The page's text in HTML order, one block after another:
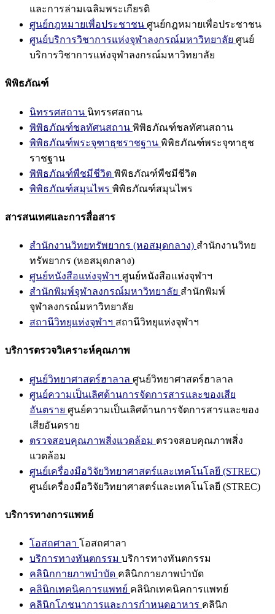
และการล่ามเฉลิมพระเกียรติ
ศูนย์กฎหมายเพื่อประชาชน ศูนย์กฎหมายเพื่อประชาชน
ศูนย์บริการวิชาการแห่งจุฬาลงกรณ์มหาวิทยาลัย ศูนย์
บริการวิชาการแห่งจุฬาลงกรณ์มหาวิทยาลัย
พิพิธภัณฑ์
นิทรรศสถาน นิทรรศสถาน
พิพิธภัณฑ์ชลทัศนสถาน พิพิธภัณฑ์ชลทัศนสถาน
พิพิธภัณฑ์พระจุฑาธุชราชฐาน พิพิธภัณฑ์พระจุฑาธุช
ราชฐาน
พิพิธภัณฑ์พืชมีชีวิต พิพิธภัณฑ์พืชมีชีวิต
พิพิธภัณฑ์สมุนไพร พิพิธภัณฑ์สมุนไพร
สารสนเทศและการสื่อสาร
สำนักงานวิทยทรัพยากร (หอสมุดกลาง) สำนักงานวิทย
ทรัพยากร (หอสมุดกลาง)
ศูนย์หนังสือแห่งจุฬาฯ ศูนย์หนังสือแห่งจุฬาฯ
สำนักพิมพ์จุฬาลงกรณ์มหาวิทยาลัย สำนักพิมพ์
จุฬาลงกรณ์มหาวิทยาลัย
สถานีวิทยุแห่งจุฬาฯ สถานีวิทยุแห่งจุฬาฯ
บริการตรวจวิเคราะห์คุณภาพ
ศูนย์วิทยาศาสตร์ฮาลาล ศูนย์วิทยาศาสตร์ฮาลาล
ศูนย์ความเป็นเลิศด้านการจัดการสารและของเสีย
อันตราย ศูนย์ความเป็นเลิศด้านการจัดการสารและของ
เสียอันตราย
ตรวจสอบคุณภาพสิ่งแวดล้อม ตรวจสอบคุณภาพสิ่ง
แวดล้อม
ศูนย์เครื่องมือวิจัยวิทยาศาสตร์และเทคโนโลยี (STREC)
ศูนย์เครื่องมือวิจัยวิทยาศาสตร์และเทคโนโลยี (STREC)
บริการทางการแพทย์
โอสถศาลา โอสถศาลา
บริการทางทันตกรรม บริการทางทันตกรรม
คลินิกกายภาพบำบัด คลินิกกายภาพบำบัด
คลินิกเทคนิคการแพทย์ คลินิกเทคนิคการแพทย์
คลินิกโภชนาการและการกำหนดอาหาร คลินิก